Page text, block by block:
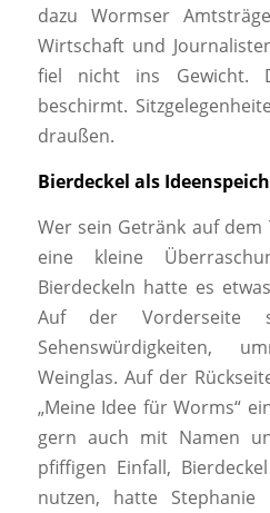
dazu Wormser
Wirtschaft und
fiel nicht ins Gewicht.
beschirmt.
draußen.
Bierdeckel als
Wer sein Getränk auf
eine kleine
Bierdeckeln hatte es
Auf der Vorderseite
Sehenswürdigkeiten,
Weinglas. Auf der
„Meine Idee für Worms“
gern auch mit Namen
pfiffigen Einfall,
nutzen, hatte